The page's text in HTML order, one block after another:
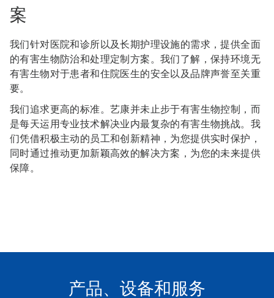
案
我们针对医院和诊所以及长期护理设施的需求，提供全面
的有害生物防治和处理定制方案。我们了解，保持环境无
有害生物对于患者和住院医生的安全以及品牌声誉至关重
要。
我们追求更高的标准。艺康并未止步于有害生物控制，而
是每天运用专业技术解决业内最复杂的有害生物挑战。我
们凭借积极主动的员工和创新精神，为您提供实时保护，
同时通过推动更加新颖高效的解决方案，为您的未来提供
保障。
产品、设备和服务